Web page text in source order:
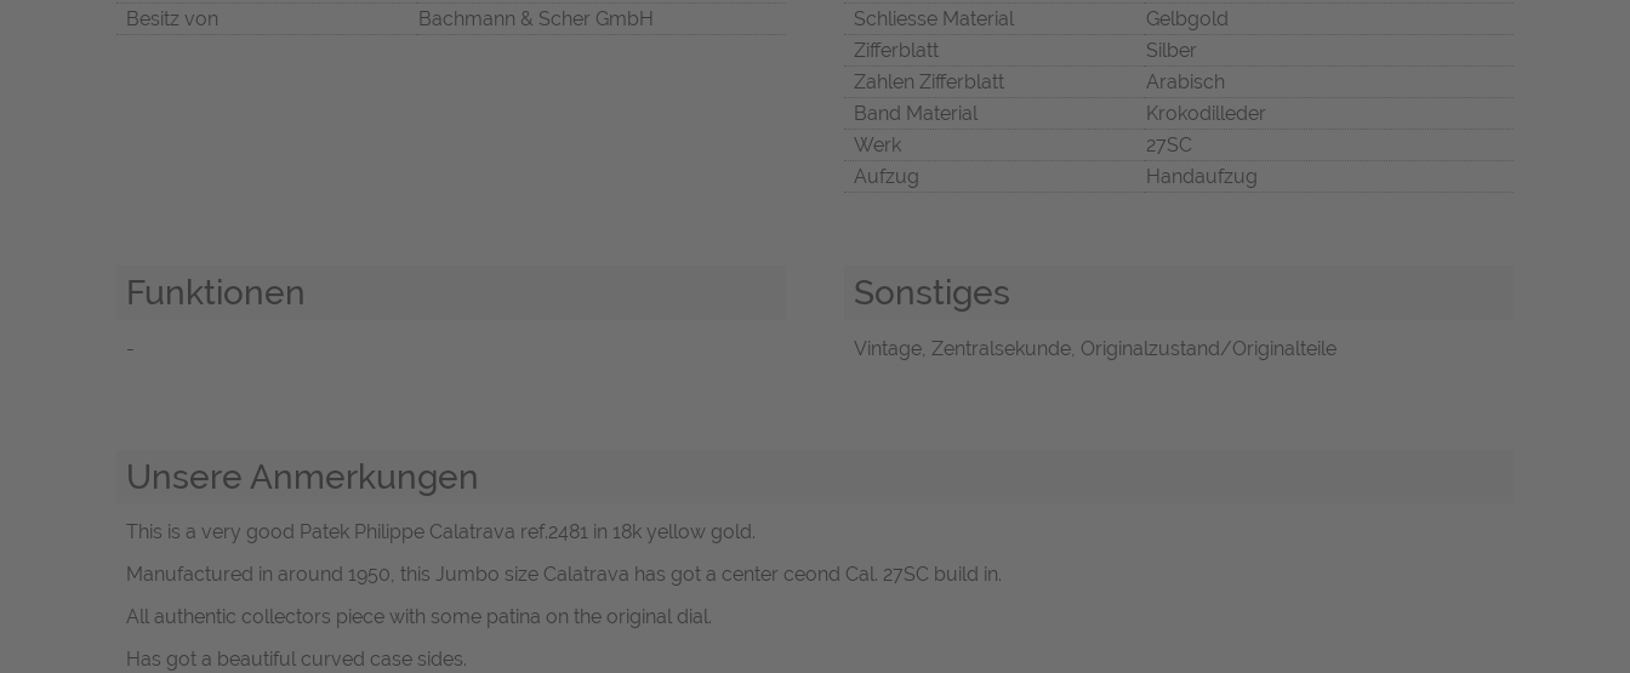
Besitz von
Bachmann & Scher GmbH
Schliesse Material
Gelbgold
Zifferblatt
Silber
Zahlen Zifferblatt
Arabisch
Band Material
Krokodilleder
Werk
27SC
Aufzug
Handaufzug
Funktionen
-
Sonstiges
Vintage, Zentralsekunde, Originalzustand/Originalteile
Unsere Anmerkungen
This is a very good Patek Philippe Calatrava ref.2481 in 18k yellow gold.
Manufactured in around 1950, this Jumbo size Calatrava has got a center ceond Cal. 27SC build in.
All authentic collectors piece with some patina on the original dial.
Has got a beautiful curved case sides.